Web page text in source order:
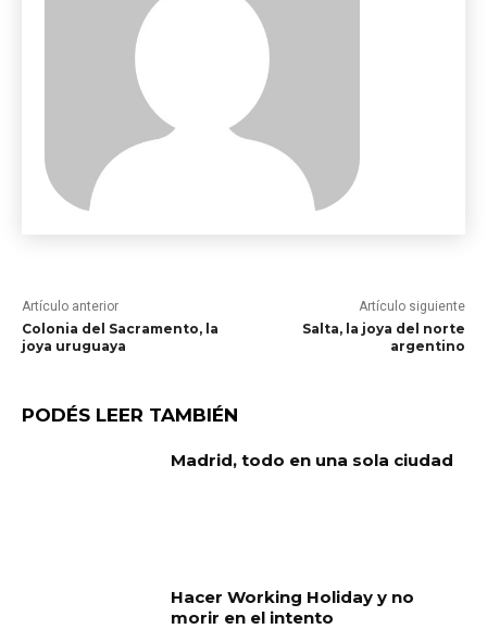
Artículo anterior
Colonia del Sacramento, la
joya uruguaya
Artículo siguiente
Salta, la joya del norte
argentino
PODÉS LEER TAMBIÉN
Madrid, todo en una sola ciudad
Hacer Working Holiday y no
morir en el intento